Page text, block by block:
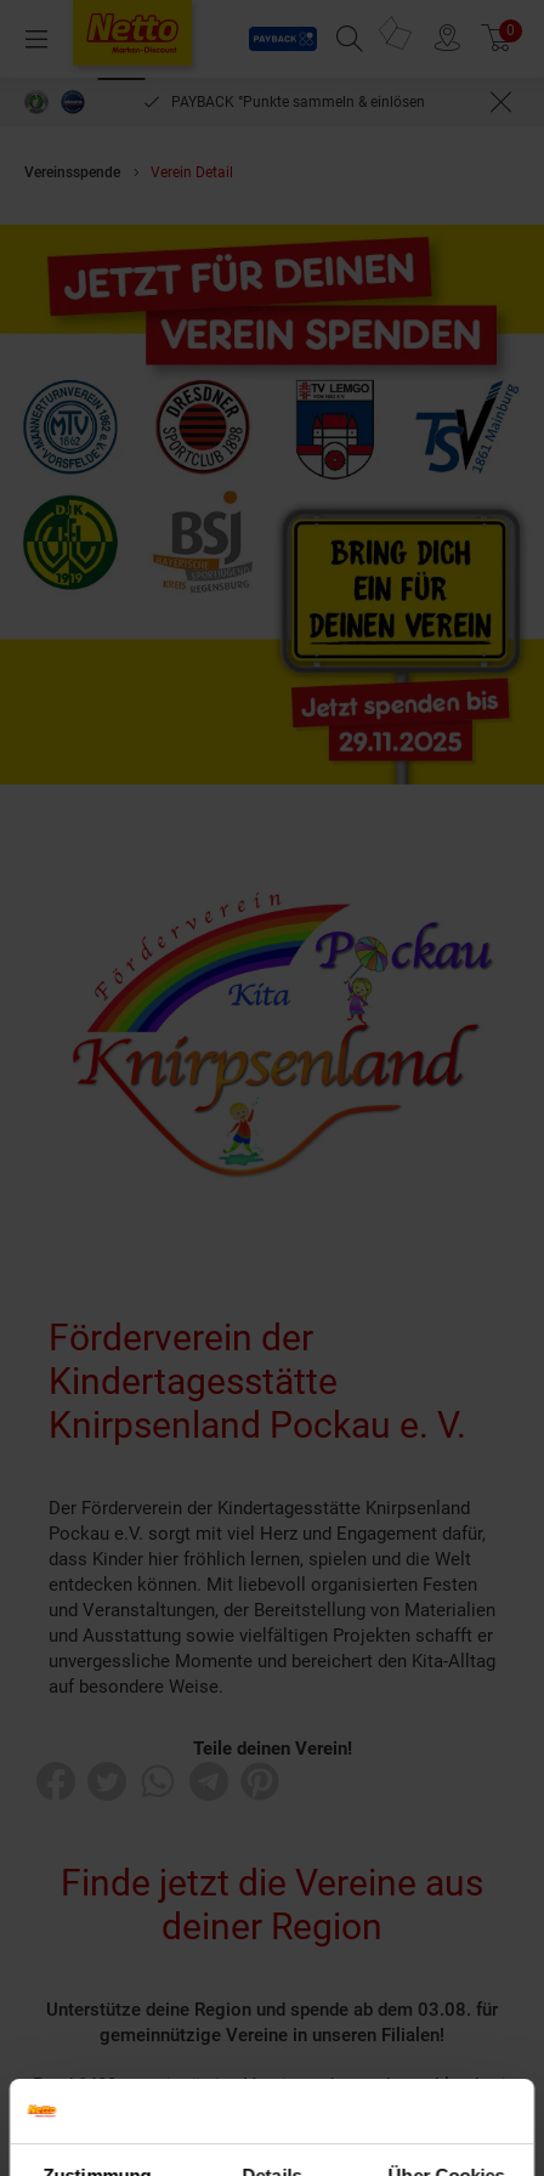
Menü
Payback
Suchfeld einblenden
Prospekte 0
PAYBACK °Punkte sammeln & einlösen
Vereinsspende Verein Detail
Förderverein der
Kindertagesstätte
Knirpsenland Pockau e. V.
Der Förderverein der Kindertagesstätte Knirpsenland
Pockau e.V. sorgt mit viel Herz und Engagement dafür,
dass Kinder hier fröhlich lernen, spielen und die Welt
entdecken können. Mit liebevoll organisierten Festen
und Veranstaltungen, der Bereitstellung von Materialien
und Ausstattung sowie vielfältigen Projekten schafft er
unvergessliche Momente und bereichert den Kita-Alltag
auf besondere Weise.
Teile deinen Verein!
Finde jetzt die Vereine aus
deiner Region
Unterstütze deine Region und spende ab dem 03.08. für
gemeinnützige Vereine in unseren Filialen!
Rund 1400 gemeinnützige Vereine nehmen deutschlandweit
Spende für einen Verein in deiner Region, indem du an der